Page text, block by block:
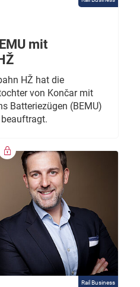
mit
HŽ hat die
von Končar mit
Batteriezügen (BEMU)
Rail Business